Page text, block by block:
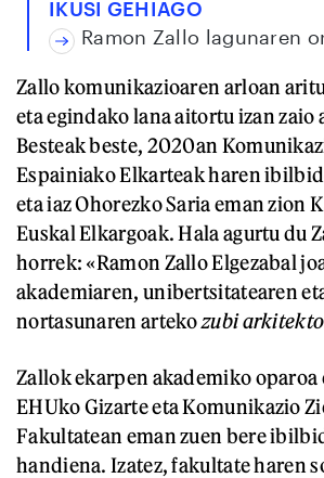
IKUSI GEHIAGO
Ramon Zallo lagunaren
Zallo komunikazioaren arloan
eta egindako lana aitortu izan zaio
Besteak beste, 2020an
Espainiako Elkarteak haren
eta iaz Ohorezko Saria eman zion
Euskal Elkargoak. Hala agurtu du
horrek: «Ramon Zallo Elgezabal
akademiaren, unibertsitatearen
nortasunaren artekozubi
Zallok ekarpen akademiko oparoa
EHUko Gizarte eta Komunikazio
Fakultatean eman zuen bere
handiena. Izatez, fakultate haren